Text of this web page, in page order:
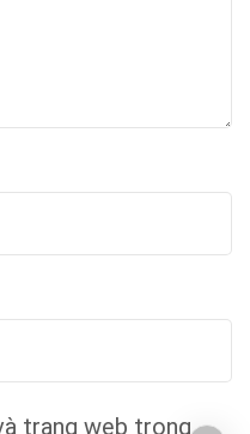
trang web trong